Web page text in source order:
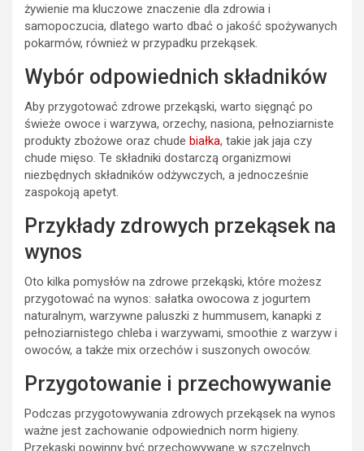
żywienie ma kluczowe znaczenie dla zdrowia i
samopoczucia, dlatego warto dbać o jakość spożywanych
pokarmów, również w przypadku przekąsek.
Wybór odpowiednich składników
Aby przygotować zdrowe przekąski, warto sięgnąć po
świeże owoce i warzywa, orzechy, nasiona, pełnoziarniste
produkty zbożowe oraz chude białka, takie jak jaja czy
chude mięso. Te składniki dostarczą organizmowi
niezbędnych składników odżywczych, a jednocześnie
zaspokoją apetyt.
Przykłady zdrowych przekąsek na
wynos
Oto kilka pomysłów na zdrowe przekąski, które możesz
przygotować na wynos: sałatka owocowa z jogurtem
naturalnym, warzywne paluszki z hummusem, kanapki z
pełnoziarnistego chleba i warzywami, smoothie z warzyw i
owoców, a także mix orzechów i suszonych owoców.
Przygotowanie i przechowywanie
Podczas przygotowywania zdrowych przekąsek na wynos
ważne jest zachowanie odpowiednich norm higieny.
Przekąski powinny być przechowywane w szczelnych